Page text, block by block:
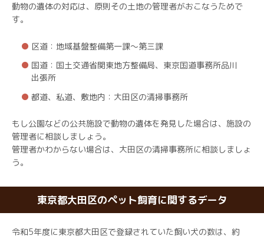
動物の遺体の対応は、原則その土地の管理者がおこなうためで
す。
区道：地域基盤整備第一課～第三課
国道：国土交通省関東地方整備局、東京国道事務所品川
出張所
都道、私道、敷地内：大田区の清掃事務所
もし公園などの公共施設で動物の遺体を発見した場合は、施設の
管理者に相談しましょう。
管理者かわからない場合は、大田区の清掃事務所に相談しましょ
う。
東京都大田区のペット飼育に関するデータ
令和5年度に東京都大田区で登録されていた飼い犬の数は、約